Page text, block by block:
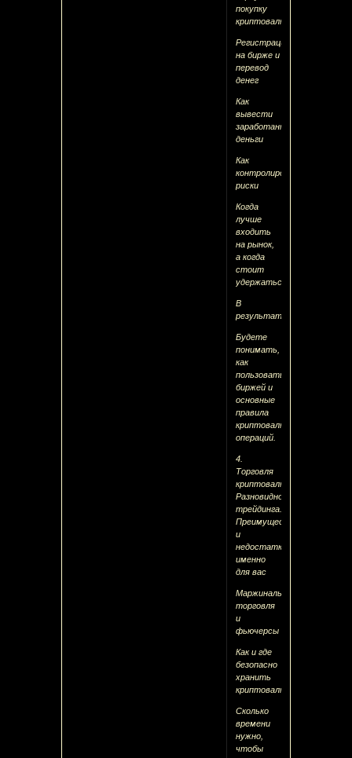
покупку
криптовалюты
Регистрация
на бирже и
перевод
денег
Как
вывести
заработанные
деньги
Как
контролировать
риски
Когда
лучше
входить
на рынок,
а когда
стоит
удержаться
В
результаті
Будете
понимать,
как
пользоваться
биржей и
основные
правила
криптовалютных
операций.
4.
Торговля
криптовалютой
Разновидности
трейдинга.
Преимущество
и
недостатки
именно
для вас
Маржинальная
торговля
и
фьючерсы
Как и где
безопасно
хранить
криптовалюты
Сколько
времени
нужно,
чтобы